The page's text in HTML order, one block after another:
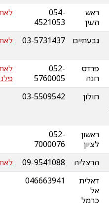
ראש
העין
054-
4521053
גבעתיים 03-5731437
פרדס
חנה
052-
5760005
חולון 03-5509542
ראשון
לציון
052-
7000076
הרצליה 09-9541088
דאלית
אל
כרמל
046663941